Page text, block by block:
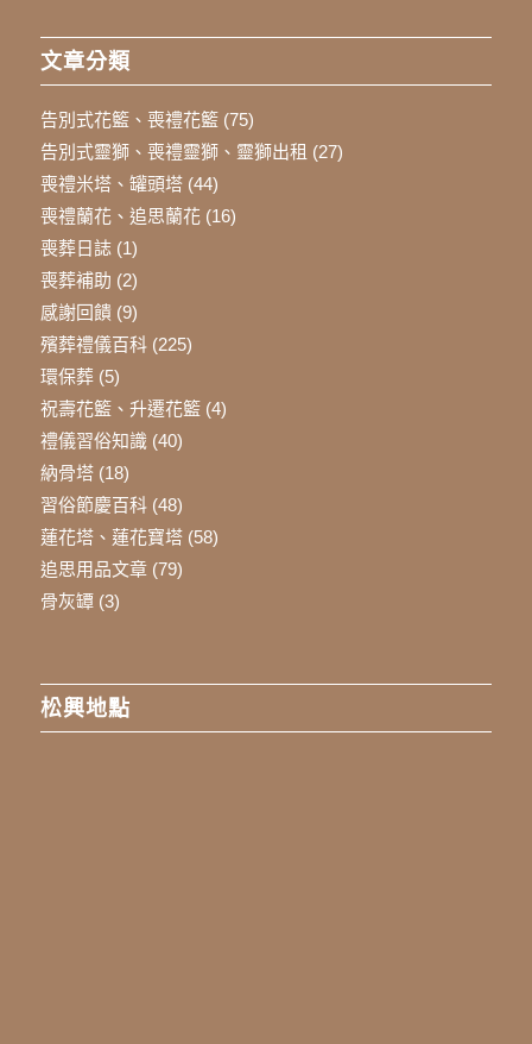
文章分類
告別式花籃、喪禮花籃(75)
告別式靈獅、喪禮靈獅、靈獅出租 (27)
喪禮米塔、罐頭塔(44)
喪禮蘭花、追思蘭花(16)
喪葬日誌(1)
喪葬補助 (2)
感謝回饋(9)
殯葬禮儀百科(225)
環保葬(5)
祝壽花籃、升遷花籃(4)
禮儀習俗知識(40)
納骨塔(18)
習俗節慶百科(48)
蓮花塔、蓮花寶塔(58)
追思用品文章(79)
骨灰罈(3)
松興地點